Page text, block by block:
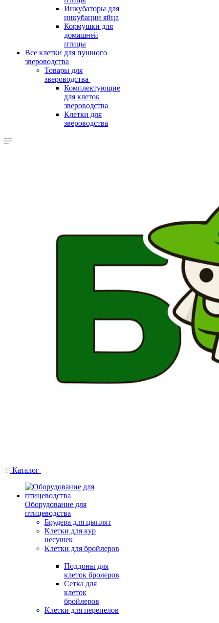
Инкубаторы для
инкубации яйца
Кормушки для
домашней
птицы
Все клетки для пушного
звероводства
Товары для
звероводства
Комплектующие
для клеток
звероводства
Клетки для
звероводства
Каталог
Оборудование для
птицеводства
Брудера для цыплят
Клетки для кур
несушек
Клетки для бройлеров
Поддоны для
клеток бролеров
Сетка для
клеток
бройлеров
Клетки для перепелов